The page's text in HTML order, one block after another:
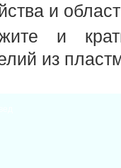
и
и
из